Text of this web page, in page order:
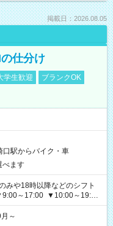
掲載日：2026.08.05
仕分け
学生歓迎
ブランクOK
口駅からバイク・車
ます
みや18時以降などのシフト
～17:00 ▼10:00～19:00
～